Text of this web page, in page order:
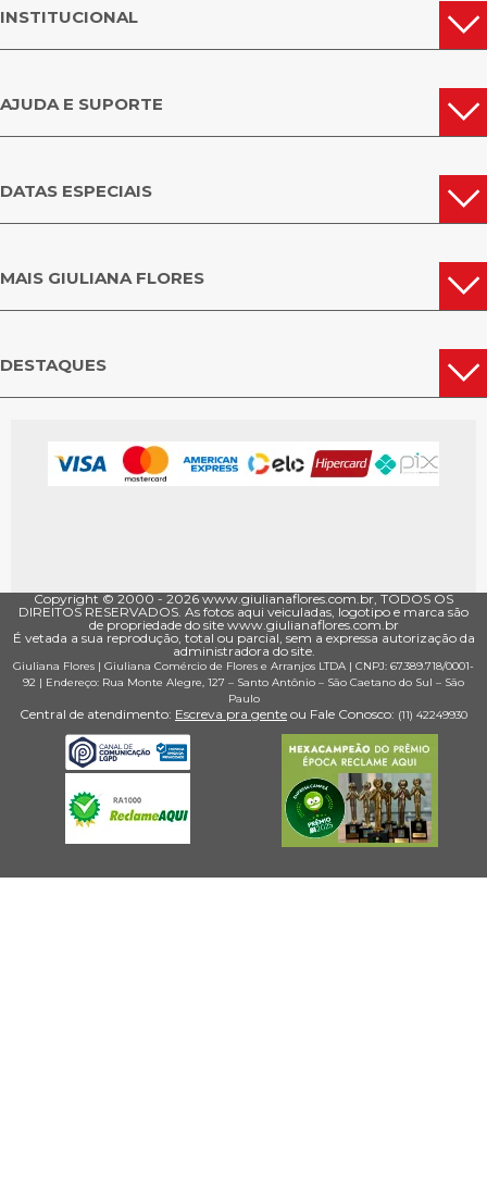
INSTITUCIONAL
AJUDA E SUPORTE
DATAS ESPECIAIS
MAIS GIULIANA FLORES
DESTAQUES
Copyright © 2000 - ­2026 www.giulianaflores.com.br, TODOS OS
DIREITOS RESERVADOS. As fotos aqui veiculadas, logotipo e marca são
de propriedade do site www.giulianaflores.com.br
É vetada a sua reprodução, total ou parcial, sem a expressa autorização da
administradora do site.
Giuliana Flores | Giuliana Comércio de Flores e Arranjos LTDA | CNPJ: 67.389.718/0001­
92 | Endereço: Rua Monte Alegre, 127 – Santo Antônio – São Caetano do Sul – São
Paulo
Central de atendimento: Escreva pra gente ou Fale Conosco: (11) 4224­9930